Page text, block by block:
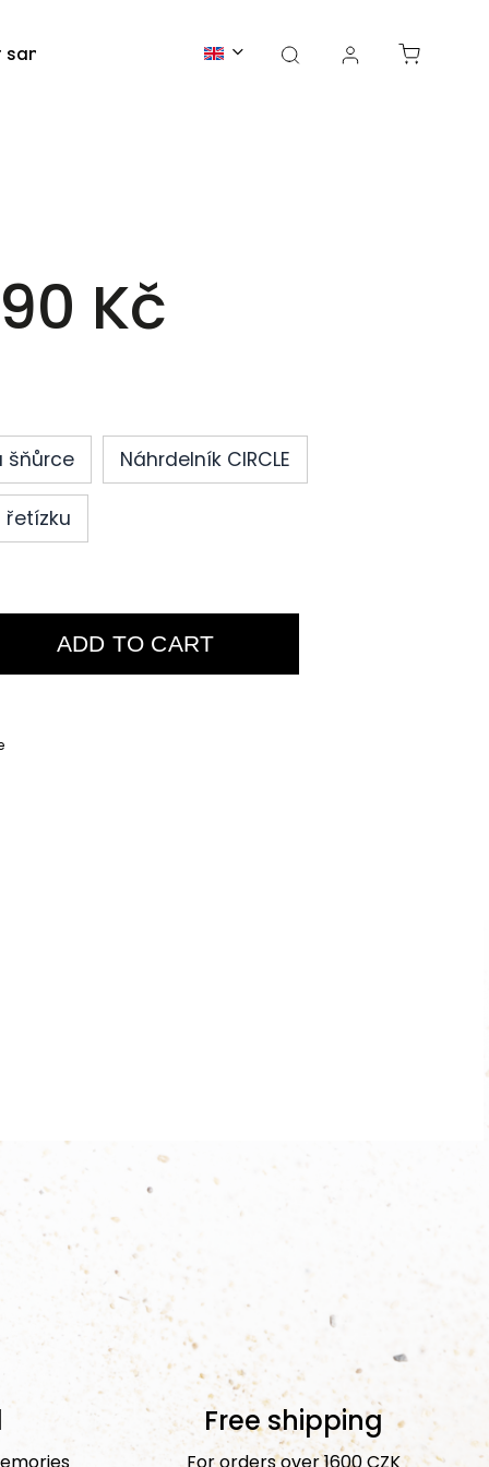
About us Contact
Kč
šňůrce Náhrdelník CIRCLE
řetízku
ADD TO CART
Free shipping
For orders over 1600 CZK